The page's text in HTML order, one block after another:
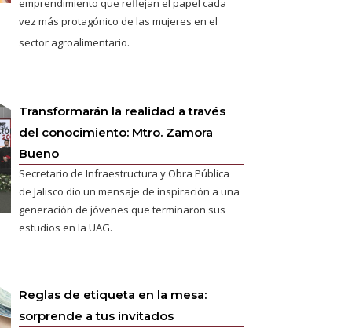
emprendimiento que reflejan el papel cada
vez más protagónico de las mujeres en el
sector agroalimentario.
Transformarán la realidad a través
del conocimiento: Mtro. Zamora
Bueno
Secretario de Infraestructura y Obra Pública
de Jalisco dio un mensaje de inspiración a una
generación de jóvenes que terminaron sus
estudios en la UAG.
Reglas de etiqueta en la mesa:
sorprende a tus invitados